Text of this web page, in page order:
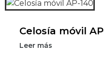
Celosía móvil
Leer más